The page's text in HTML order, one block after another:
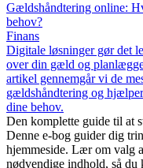
Gældshåndtering online:
behov?
Finans
Digitale løsninger gør det
over din gæld og
artikel gennemgår vi de
gældshåndtering og
dine behov.
Den komplette guide til at
Denne e-bog guider dig
hjemmeside. Lær om valg
nødvendige indhold, så du